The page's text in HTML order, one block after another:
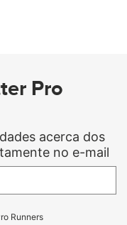
Pro
acerca dos
no e-mail
Runners